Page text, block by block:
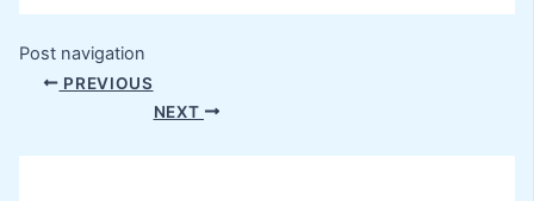
Post navigation
PREVIOUS
NEXT